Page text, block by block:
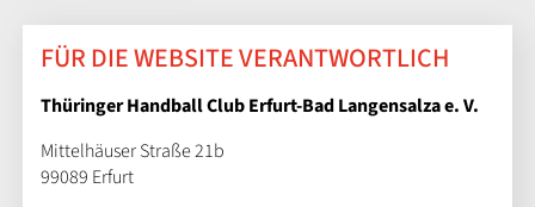
FÜR DIE WEBSITE VERANTWORTLICH
Thüringer Handball Club Erfurt-Bad Langensalza e. V.
Mittelhäuser Straße 21b
99089 Erfurt